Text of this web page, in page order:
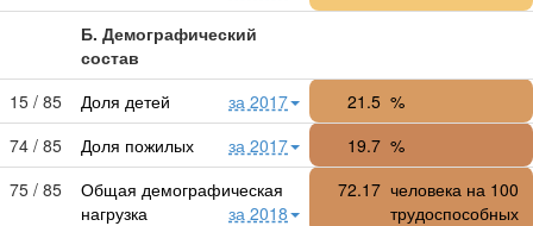
Б. Демографический
состав
15 / 85
Доля детей за 2017 21.5 %
74 / 85
Доля пожилых за 2017 19.7 %
75 / 85
Общая демографическая
нагрузка
за 2018
72.17 человека на 100
трудоспособных